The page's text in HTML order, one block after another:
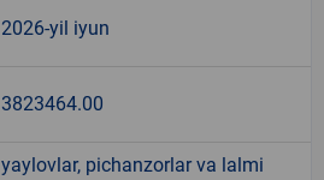
2026-yil iyun
3823464.00
yaylovlar, pichanzorlar va lalmi